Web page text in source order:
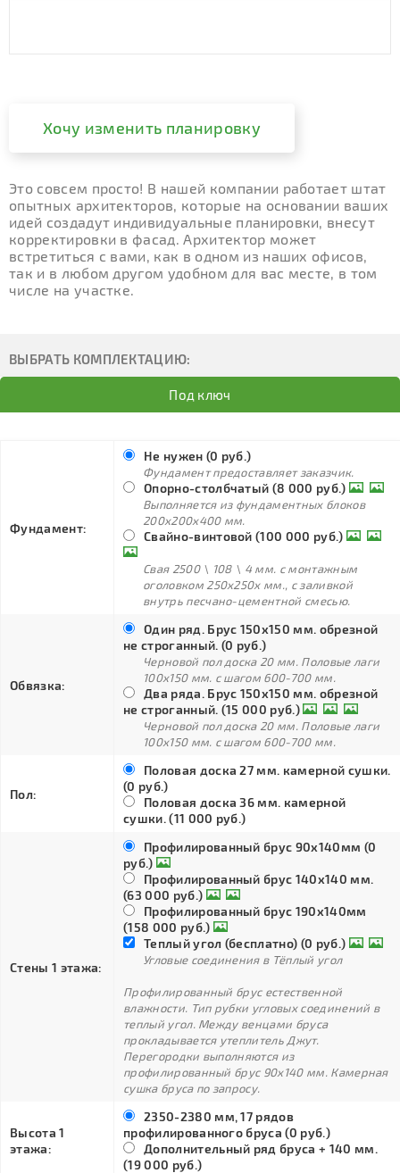
Хочу изменить планировку
Это совсем просто! В нашей компании работает штат
опытных архитекторов, которые на основании ваших
идей создадут индивидуальные планировки, внесут
корректировки в фасад. Архитектор может
встретиться с вами, как в одном из наших офисов,
так и в любом другом удобном для вас месте, в том
числе на участке.
ВЫБРАТЬ КОМПЛЕКТАЦИЮ:
Под ключ
Фундамент:
Не нужен (0 руб.)
Фундамент предоставляет заказчик.
Опорно-столбчатый (8 000 руб.)
Выполняется из фундаментных блоков
200х200х400 мм.
Свайно-винтовой (100 000 руб.)
Свая 2500 \ 108 \ 4 мм. с монтажным
оголовком 250х250х мм., с заливкой
внутрь песчано-цементной смесью.
Обвязка:
Один ряд. Брус 150х150 мм. обрезной
не строганный. (0 руб.)
Черновой пол доска 20 мм. Половые лаги
100х150 мм. с шагом 600-700 мм.
Два ряда. Брус 150х150 мм. обрезной
не строганный. (15 000 руб.)
Черновой пол доска 20 мм. Половые лаги
100х150 мм. с шагом 600-700 мм.
Пол:
Половая доска 27 мм. камерной сушки.
(0 руб.)
Половая доска 36 мм. камерной
сушки. (11 000 руб.)
Стены 1 этажа:
Профилированный брус 90х140мм (0
руб.)
Профилированный брус 140х140 мм.
(63 000 руб.)
Профилированный брус 190х140мм
(158 000 руб.)
Теплый угол (бесплатно) (0 руб.)
Угловые соединения в Тёплый угол
Профилированный брус естественной
влажности. Тип рубки угловых соединений в
теплый угол. Между венцами бруса
прокладывается утеплитель Джут.
Перегородки выполняются из
профилированный брус 90х140 мм. Камерная
сушка бруса по запросу.
Высота 1
этажа:
2350-2380 мм, 17 рядов
профилированного бруса (0 руб.)
Дополнительный ряд бруса + 140 мм.
(19 000 руб.)